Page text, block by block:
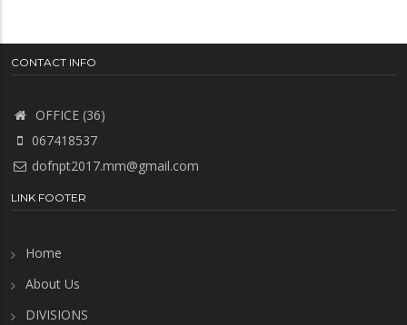
CONTACT INFO
OFFICE (36)
067418537
dofnpt2017.mm@gmail.com
LINK FOOTER
Home
About Us
DIVISIONS